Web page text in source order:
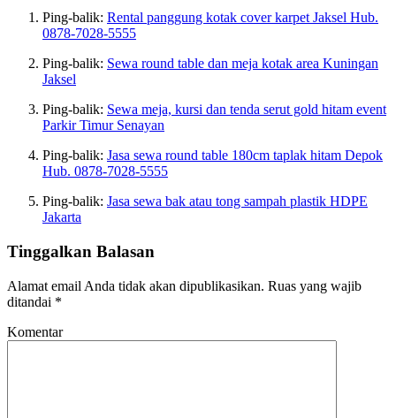
Ping-balik: Rental panggung kotak cover karpet Jaksel Hub.
0878-7028-5555
Ping-balik: Sewa round table dan meja kotak area Kuningan
Jaksel
Ping-balik: Sewa meja, kursi dan tenda serut gold hitam event
Parkir Timur Senayan
Ping-balik: Jasa sewa round table 180cm taplak hitam Depok
Hub. 0878-7028-5555
Ping-balik: Jasa sewa bak atau tong sampah plastik HDPE
Jakarta
Tinggalkan Balasan
Alamat email Anda tidak akan dipublikasikan. Ruas yang wajib
ditandai *
Komentar